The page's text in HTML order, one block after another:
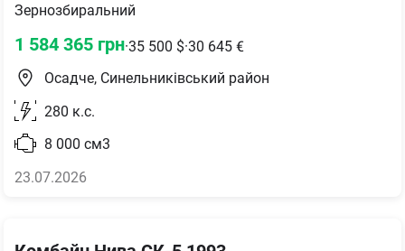
Зернозбиральний
1 584 365 грн·35 500 $·30 645 €
Осадче, Синельниківський район
280 к.с.
8 000 см3
23.07.2026